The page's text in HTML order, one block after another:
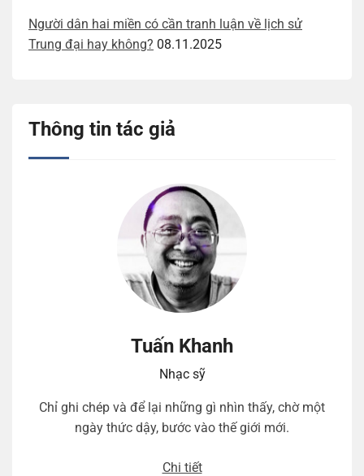
Người dân hai miền có cần tranh luận về lịch sử
Trung đại hay không? 08.11.2025
Thông tin tác giả
Tuấn Khanh
Nhạc sỹ
Chỉ ghi chép và để lại những gì nhìn thấy, chờ một
ngày thức dậy, bước vào thế giới mới.
Chi tiết